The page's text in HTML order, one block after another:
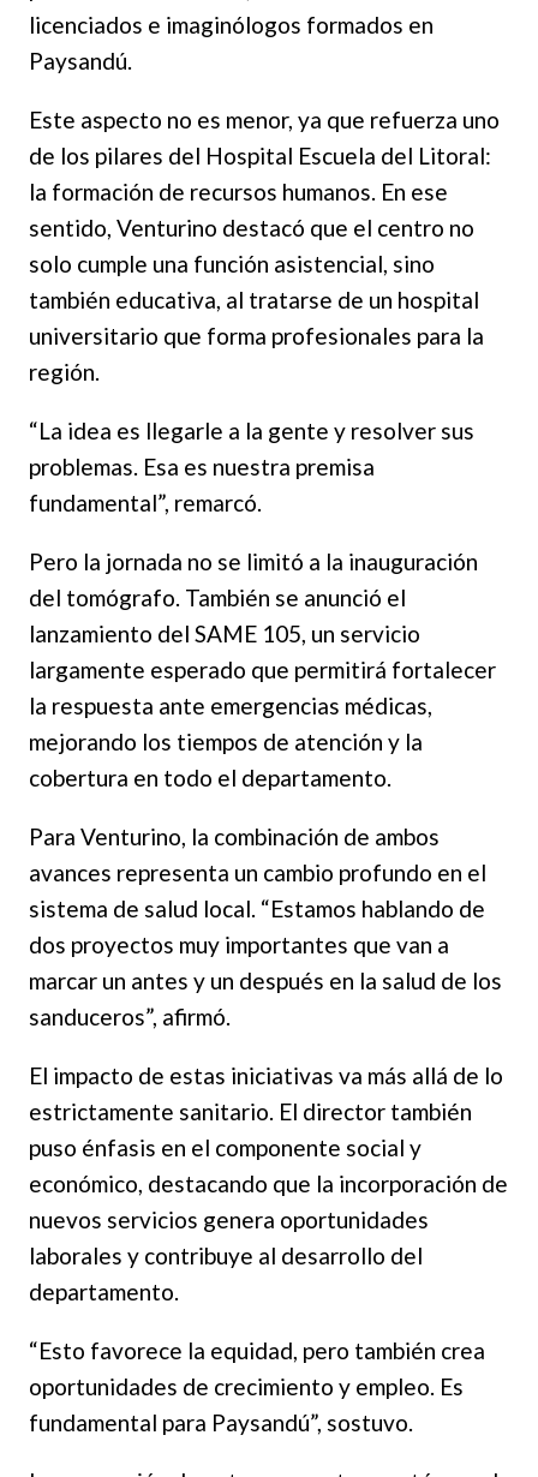
licenciados e imaginólogos formados en
Paysandú.
Este aspecto no es menor, ya que refuerza uno
de los pilares del Hospital Escuela del Litoral:
la formación de recursos humanos. En ese
sentido, Venturino destacó que el centro no
solo cumple una función asistencial, sino
también educativa, al tratarse de un hospital
universitario que forma profesionales para la
región.
“La idea es llegarle a la gente y resolver sus
problemas. Esa es nuestra premisa
fundamental”, remarcó.
Pero la jornada no se limitó a la inauguración
del tomógrafo. También se anunció el
lanzamiento del SAME 105, un servicio
largamente esperado que permitirá fortalecer
la respuesta ante emergencias médicas,
mejorando los tiempos de atención y la
cobertura en todo el departamento.
Para Venturino, la combinación de ambos
avances representa un cambio profundo en el
sistema de salud local. “Estamos hablando de
dos proyectos muy importantes que van a
marcar un antes y un después en la salud de los
sanduceros”, afirmó.
El impacto de estas iniciativas va más allá de lo
estrictamente sanitario. El director también
puso énfasis en el componente social y
económico, destacando que la incorporación de
nuevos servicios genera oportunidades
laborales y contribuye al desarrollo del
departamento.
“Esto favorece la equidad, pero también crea
oportunidades de crecimiento y empleo. Es
fundamental para Paysandú”, sostuvo.